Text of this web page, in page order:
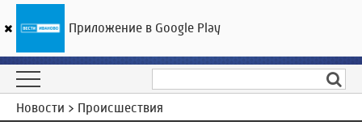
ГТРК «Ивтелерадио»
Новости > Происшествия
Приложение в Google Play